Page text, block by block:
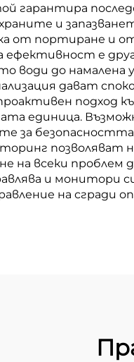
гарантира
и
от портиране и
ефективност е
води до
дават
подход
единица.
за
на всеки
и
на сгради